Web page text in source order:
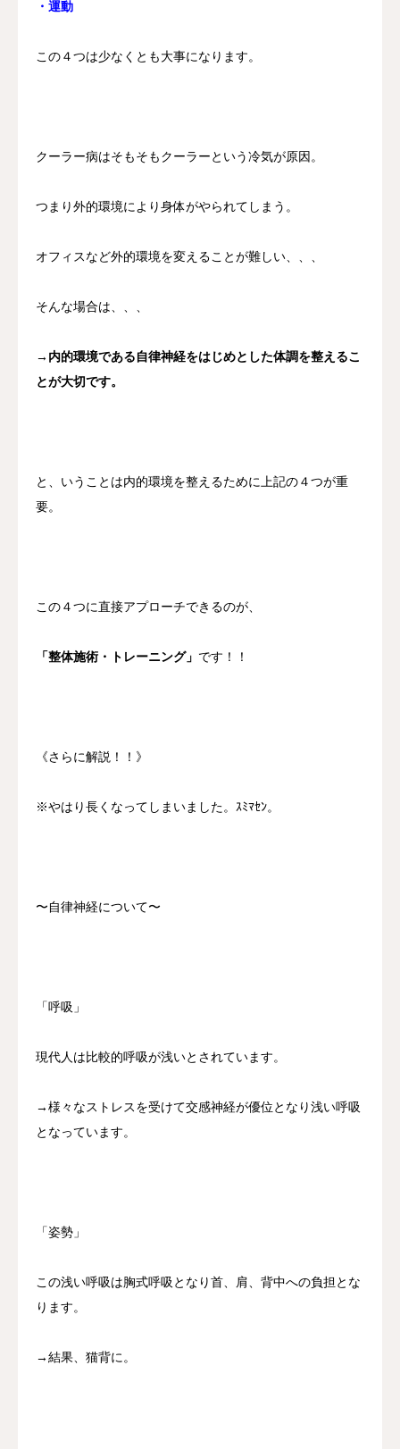
・運動
この４つは少なくとも大事になります。
クーラー病はそもそもクーラーという冷気が原因。
つまり外的環境により身体がやられてしまう。
オフィスなど外的環境を変えることが難しい、、、
そんな場合は、、、
→内的環境である自律神経をはじめとした体調を整えるこ
とが大切です。
と、いうことは内的環境を整えるために上記の４つが重
要。
この４つに直接アプローチできるのが、
「整体施術・トレーニング」 です！！
《さらに解説！！》
※やはり長くなってしまいました。ｽﾐﾏｾﾝ。
〜自律神経について〜
「呼吸」
現代人は比較的呼吸が浅いとされています。
→様々なストレスを受けて交感神経が優位となり浅い呼吸
となっています。
「姿勢」
この浅い呼吸は胸式呼吸となり首、肩、背中への負担とな
ります。
→結果、猫背に。